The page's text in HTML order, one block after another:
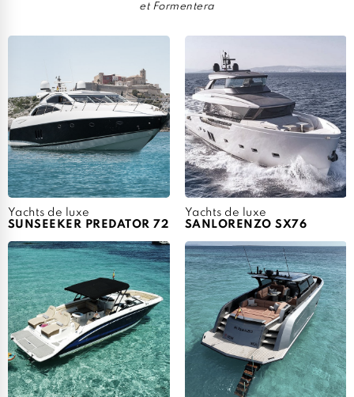
et Formentera
Yachts de luxe
SUNSEEKER PREDATOR 72
Yachts de luxe
SANLORENZO SX76